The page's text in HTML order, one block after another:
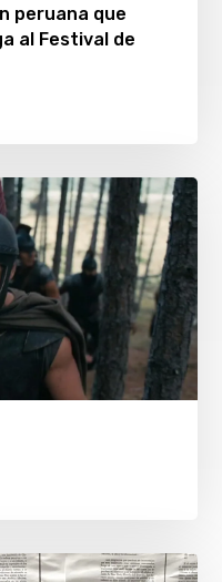
peruana que
al Festival de